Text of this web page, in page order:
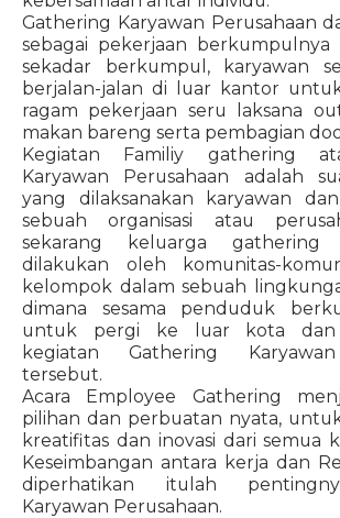
Gathering Karyawan Perusahaan
sebagai pekerjaan berkumpulnya
sekadar berkumpul, karyawan
berjalan-jalan di luar kantor
ragam pekerjaan seru laksana
makan bareng serta pembagian
Kegiatan Familiy gathering
Karyawan Perusahaan adalah
yang dilaksanakan karyawan
sebuah organisasi atau
sekarang keluarga
dilakukan oleh komunitas-
kelompok dalam sebuah
dimana sesama penduduk
untuk pergi ke luar kota dan
kegiatan Gathering
tersebut.
Acara Employee Gathering
pilihan dan perbuatan nyata,
kreatifitas dan inovasi dari semua
Keseimbangan antara kerja dan
diperhatikan itulah
Karyawan Perusahaan.